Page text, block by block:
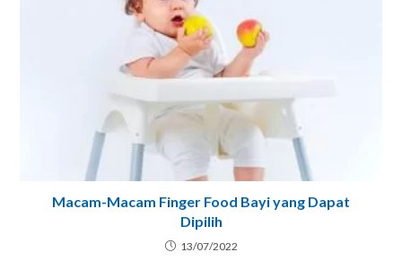
Macam-Macam Finger Food Bayi yang Dapat
Dipilih
13/07/2022